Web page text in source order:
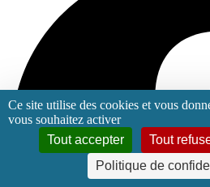
Ce site utilise des cookies et vous
vous souhaitez activer
Tout accepter
Tout
Politique de